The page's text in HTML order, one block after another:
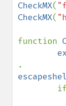
CheckMX(
CheckMX(
function